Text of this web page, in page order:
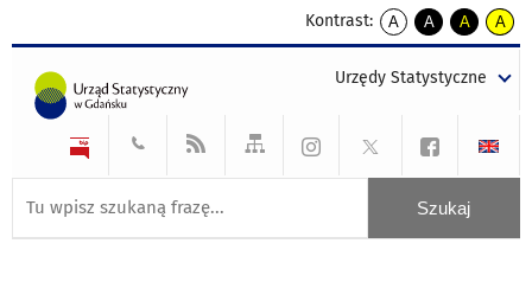
Kontrast:
A
kontrast
A
kontrast
tekst
czarnym
A
kontrast
tekst
czarnym
A
tekst
żółtym
Urzędy Statystyczne